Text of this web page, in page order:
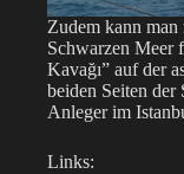
Zudem kann
Schwarzen Meer
Kavağı” auf der
beiden Seiten
Anleger im
Links: